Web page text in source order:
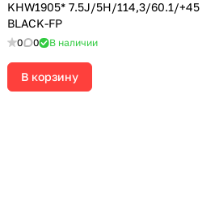
KHW1905* 7.5J/5H/114,3/60.1/+45
BLACK-FP
0 0 В наличии
В корзину